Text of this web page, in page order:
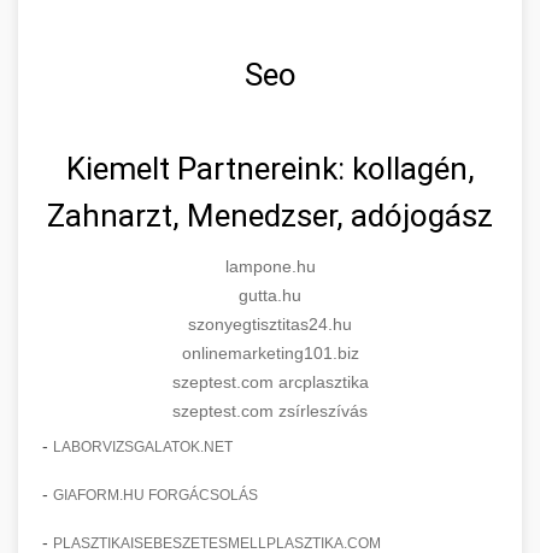
Seo
Kiemelt Partnereink: kollagén,
Zahnarzt, Menedzser, adójogász
lampone.hu
gutta.hu
szonyegtisztitas24.hu
onlinemarketing101.biz
szeptest.com arcplasztika
szeptest.com zsírleszívás
- LABORVIZSGALATOK.NET
- GIAFORM.HU FORGÁCSOLÁS
- PLASZTIKAISEBESZETESMELLPLASZTIKA.COM